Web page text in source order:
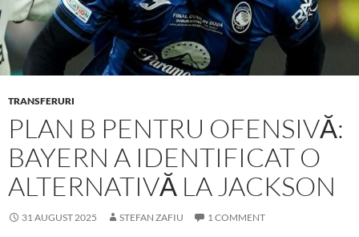
TRANSFERURI
PLAN B PENTRU OFENSIVĂ:
BAYERN A IDENTIFICAT O
ALTERNATIVĂ LA JACKSON
31 AUGUST 2025 STEFAN ZAFIU 1 COMMENT